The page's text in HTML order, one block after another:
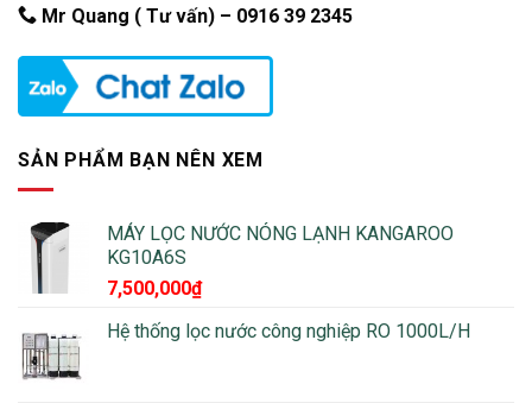
Mr Quang ( Tư vấn) – 0916 39 2345
SẢN PHẨM BẠN NÊN XEM
MÁY LỌC NƯỚC NÓNG LẠNH KANGAROO
KG10A6S
7,500,000₫
Hệ thống lọc nước công nghiệp RO 1000L/H